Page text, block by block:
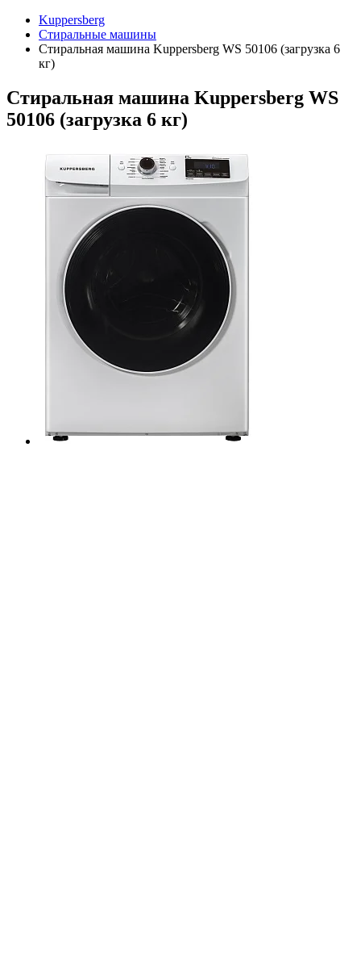
Kuppersberg
Стиральные машины
Стиральная машина Kuppersberg WS 50106 (загрузка 6
кг)
Стиральная машина Kuppersberg WS
50106 (загрузка 6 кг)